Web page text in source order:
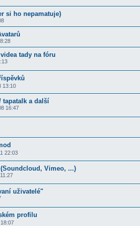
si ho nepamatuje)
tady na fóru
13:10
tapatalk a další
16:47
22:03
Vimeo, ...)
uživatelé"
profilu